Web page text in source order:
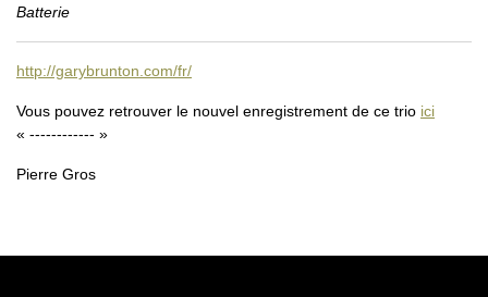
Batterie
http://garybrunton.com/fr/
Vous pouvez retrouver le nouvel enregistrement de ce trio ici
« ------------ »
Pierre Gros